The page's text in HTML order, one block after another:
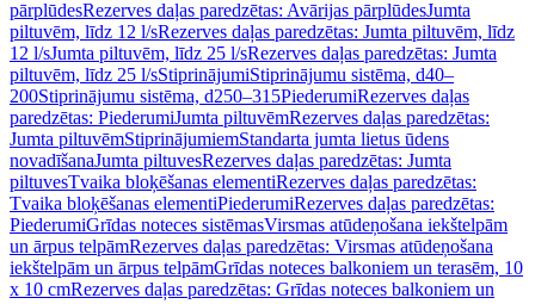
pārplūdesRezerves daļas paredzētas: Avārijas pārplūdesJumta
piltuvēm, līdz 12 l/sRezerves daļas paredzētas: Jumta piltuvēm, līdz
12 l/sJumta piltuvēm, līdz 25 l/sRezerves daļas paredzētas: Jumta
piltuvēm, līdz 25 l/sStiprinājumiStiprinājumu sistēma, d40–
200Stiprinājumu sistēma, d250–315PiederumiRezerves daļas
paredzētas: PiederumiJumta piltuvēmRezerves daļas paredzētas:
Jumta piltuvēmStiprinājumiemStandarta jumta lietus ūdens
novadīšanaJumta piltuvesRezerves daļas paredzētas: Jumta
piltuvesTvaika bloķēšanas elementiRezerves daļas paredzētas:
Tvaika bloķēšanas elementiPiederumiRezerves daļas paredzētas:
PiederumiGrīdas noteces sistēmasVirsmas atūdeņošana iekštelpām
un ārpus telpāmRezerves daļas paredzētas: Virsmas atūdeņošana
iekštelpām un ārpus telpāmGrīdas noteces balkoniem un terasēm, 10
x 10 cmRezerves daļas paredzētas: Grīdas noteces balkoniem un